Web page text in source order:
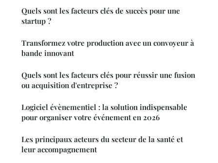
Quels sont les facteurs clés de succès pour une
startup ?
Transformez votre production avec un convoyeur à
bande innovant
Quels sont les facteurs clés pour réussir une fusion
ou acquisition d'entreprise ?
Logiciel évènementiel : la solution indispensable
pour organiser votre événement en 2026
Les principaux acteurs du secteur de la santé et
leur accompagnement